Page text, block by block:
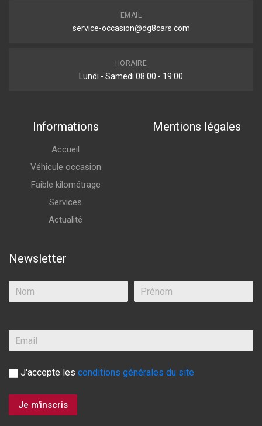
EMAIL
service-occasion@dg8cars.com
HORAIRE
Lundi - Samedi 08:00 - 19:00
Informations
Accueil
Véhicule occasion
Faible kilométrage
Services
Actualité
Mentions légales
Newsletter
J'accepte les conditions générales du site